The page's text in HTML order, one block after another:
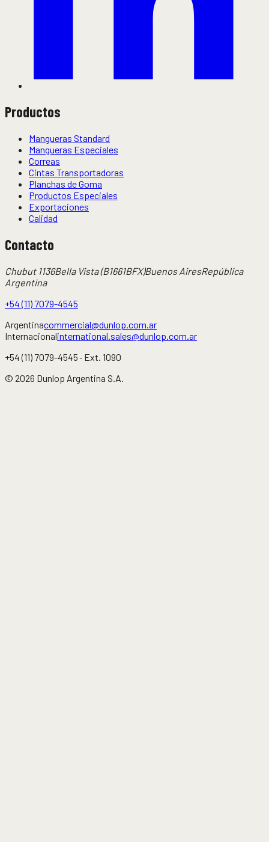
Productos
Mangueras Standard
Mangueras Especiales
Correas
Cintas Transportadoras
Planchas de Goma
Productos Especiales
Exportaciones
Calidad
Contacto
Chubut 1136Bella Vista (B1661BFX)Buenos AiresRepública
Argentina
+54 (11) 7079-4545
Argentinacommercial@dunlop.com.ar
Internacionalinternational.sales@dunlop.com.ar
+54 (11) 7079-4545 · Ext. 1090
© 2026 Dunlop Argentina S.A.